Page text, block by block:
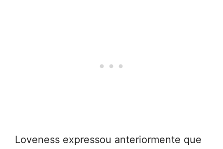
Loveness expressou anteriormente que